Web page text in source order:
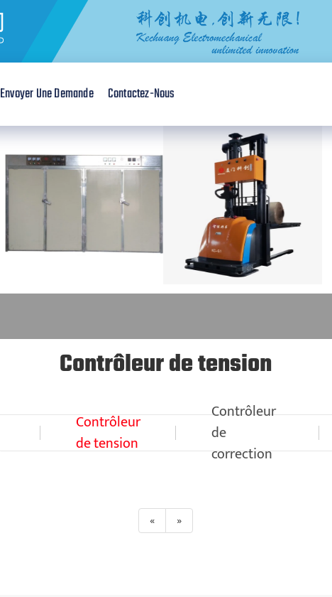
Envoyer Une Demande Contactez-Nous
Contrôleur de tension
Contrôleur
de tension
Contrôleur
de
correction
« »